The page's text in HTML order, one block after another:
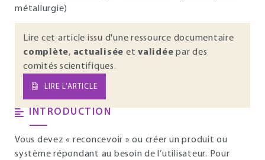
métallurgie)
Lire cet article issu d'une ressource documentaire
complète, actualisée et validée par des
comités scientifiques.
LIRE L’ARTICLE
INTRODUCTION
Vous devez « reconcevoir » ou créer un produit ou
système répondant au besoin de l’utilisateur. Pour